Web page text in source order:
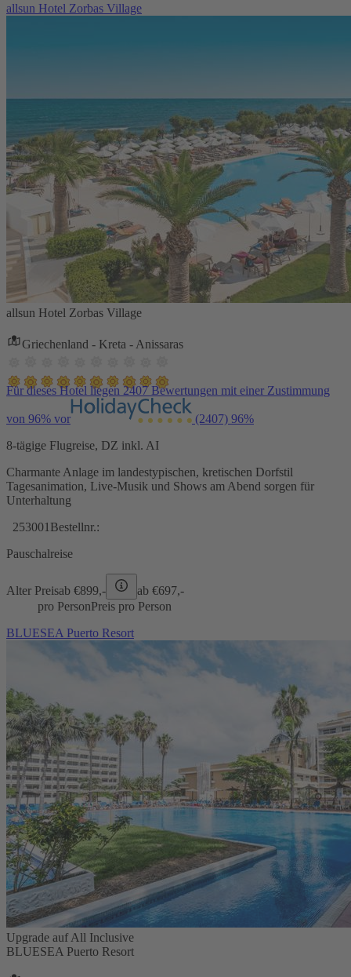
allsun Hotel Zorbas Village
allsun Hotel Zorbas Village
Griechenland - Kreta - Anissaras
Für dieses Hotel liegen 2407 Bewertungen mit einer Zustimmung
von 96% vor (2407) 96%
8-tägige Flugreise, DZ inkl. AI
Charmante Anlage im landestypischen, kretischen Dorfstil
Tagesanimation, Live-Musik und Shows am Abend sorgen für
Unterhaltung
253001 Bestellnr.:
Pauschalreise
Alter Preisab €899,- ab €697,-
pro PersonPreis pro Person
BLUESEA Puerto Resort
Upgrade auf All Inclusive
BLUESEA Puerto Resort